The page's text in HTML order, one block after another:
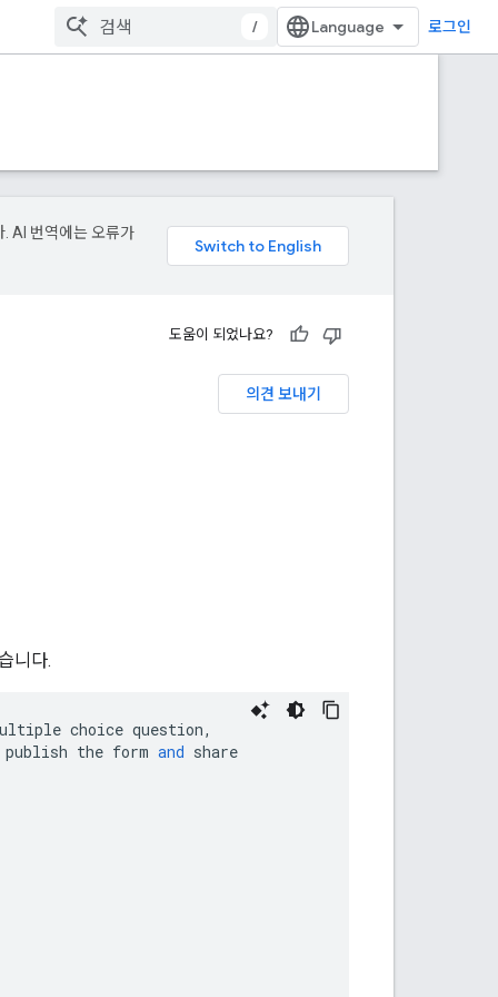
/ 로그인
AI 번역에는 오류가
도움이 되었나요?
의견 보내기
니다.
choice question,
publish the form and share